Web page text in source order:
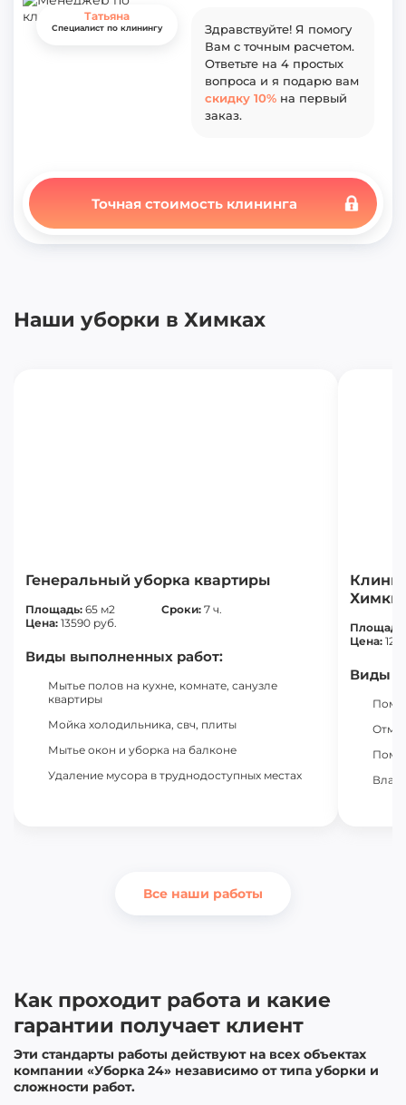
Татьяна
Специалист по клинингу
Здравствуйте! Я помогу
Вам с точным расчетом.
Ответьте на 4 простых
вопроса и я подарю вам
скидку 10% на первый
заказ.
Точная стоимость клининга
Татьяна
Специалист по клинингу
Здравствуйте! Я помогу
Вам с точным расчетом.
Ответьте на 4 простых
вопроса и я подарю вам
скидку 10% на первый
заказ.
Здравствуйте! Я помогу
Вам с точным расчетом.
Ответьте на 4 простых
Принимаю
политику конфиденциальности
Наши уборки в Химках
Генеральный уборка квартиры
Площадь: 65 м2 Сроки:7 ч.
Цена: 13590 руб.
Виды выполненных работ:
Мытье полов на кухне, комнате, санузле
квартиры
Мойка холодильника, свч, плиты
Мытье окон и уборка на балконе
Удаление мусора в труднодоступных местах
Химки
Цена:
Виды
Все наши работы
Как проходит работа и какие
гарантии получает клиент
Эти стандарты работы действуют на всех объектах
компании «Уборка 24» независимо от типа уборки и
сложности работ.